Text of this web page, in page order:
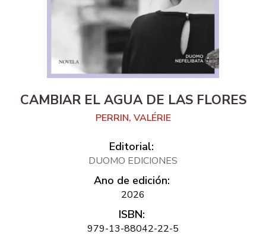
CAMBIAR EL AGUA DE LAS FLORES
PERRIN, VALÉRIE
Editorial:
DUOMO EDICIONES
Ano de edición:
2026
ISBN:
979-13-88042-22-5